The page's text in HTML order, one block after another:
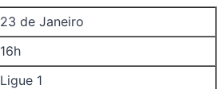
23 de Janeiro
16h
Ligue 1